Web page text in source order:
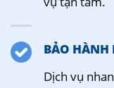
BẢO HÀNH
Dịch vụ